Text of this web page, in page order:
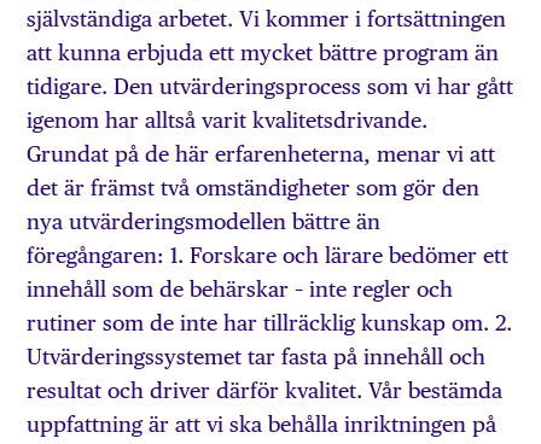
självständiga arbetet. Vi kommer i fortsättningen
att kunna erbjuda ett mycket bättre program än
tidigare. Den utvärderingsprocess som vi har gått
igenom har alltså varit kvalitetsdrivande.
Grundat på de här erfarenheterna, menar vi att
det är främst två omständigheter som gör den
nya utvärderingsmodellen bättre än
föregångaren: 1. Forskare och lärare bedömer ett
innehåll som de behärskar – inte regler och
rutiner som de inte har tillräcklig kunskap om. 2.
Utvärderingssystemet tar fasta på innehåll och
resultat och driver därför kvalitet. Vår bestämda
uppfattning är att vi ska behålla inriktningen på